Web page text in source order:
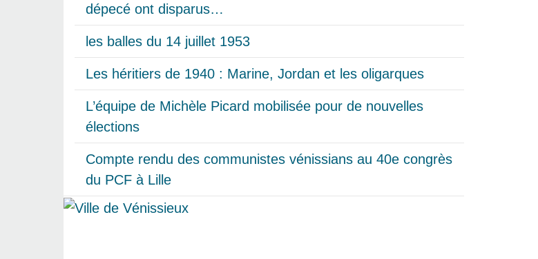
dépecé ont disparus…
les balles du 14 juillet 1953
Les héritiers de 1940 : Marine, Jordan et les oligarques
L’équipe de Michèle Picard mobilisée pour de nouvelles
élections
Compte rendu des communistes vénissians au 40e congrès
du PCF à Lille